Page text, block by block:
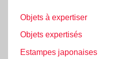
Objets à expertiser
Objets expertisés
Estampes japonaises